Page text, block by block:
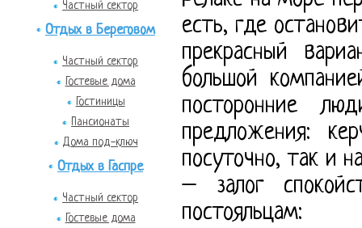
Частный сектор
Отдых в Береговом
Частный сектор
Гостевые дома
Гостиницы
Пансионаты
Дома под-ключ
Отдых в Гаспре
Частный сектор
Гостевые дома
есть, где
прекрасный
большой
посторонние
предложения:
посуточно, так и
– залог
постояльцам: